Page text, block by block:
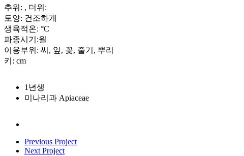
추위: , 더위:
토양: 건조하게
생육적온: °C
파종시기:월
이용부위: 씨, 잎, 꽃, 줄기, 뿌리
키: cm
1년생
미나리과 Apiaceae
Previous Project
Next Project